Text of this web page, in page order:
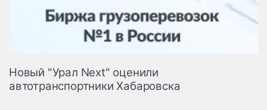
Новый "Урал Next" оценили
автотранспортники Хабаровска